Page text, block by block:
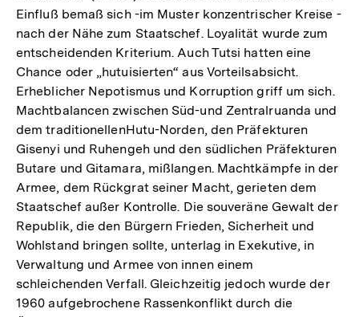
Einfluß bemaß sich -im Muster konzentrischer Kreise -
nach der Nähe zum Staatschef. Loyalität wurde zum
entscheidenden Kriterium. Auch Tutsi hatten eine
Chance oder „hutuisierten“ aus Vorteilsabsicht.
Erheblicher Nepotismus und Korruption griff um sich.
Machtbalancen zwischen Süd-und Zentralruanda und
dem traditionellenHutu-Norden, den Präfekturen
Gisenyi und Ruhengeh und den südlichen Präfekturen
Butare und Gitamara, mißlangen. Machtkämpfe in der
Armee, dem Rückgrat seiner Macht, gerieten dem
Staatschef außer Kontrolle. Die souveräne Gewalt der
Republik, die den Bürgern Frieden, Sicherheit und
Wohlstand bringen sollte, unterlag in Exekutive, in
Verwaltung und Armee von innen einem
schleichenden Verfall. Gleichzeitig jedoch wurde der
1960 aufgebrochene Rassenkonflikt durch die